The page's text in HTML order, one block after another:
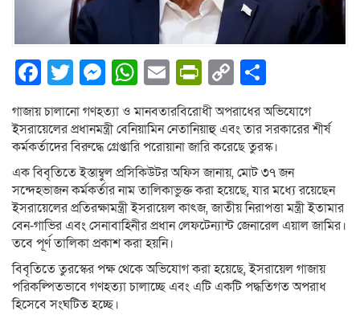
Facebook
Twitter
Messenger
WhatsApp
EmailPrintFriendly
Copy
Link
গাজায় চালানো গণহত্যা ও মানবতারবিরোধী অপরাধের অভিযোগে
ইসরায়েলের প্রধানমন্ত্রী বেনিয়ামিন নেতানিয়াহু এবং তার সরকারের শীর্ষ
কর্মকর্তাদের বিরুদ্ধে গ্রেপ্তারি পরোয়ানা জারি করেছে তুরস্ক।
এক বিবৃতিতে ইস্তাম্বুল প্রসিকিউটর অফিস জানায়, মোট ৩৭ জন
সন্দেহভাজন কর্মকর্তার নাম তালিকাভুক্ত করা হয়েছে, যার মধ্যে রয়েছেন
ইসরায়েলের প্রতিরক্ষামন্ত্রী ইসরায়েল কাৎজ, জাতীয় নিরাপত্তা মন্ত্রী ইতামার
বেন-গাভির এবং সেনাবাহিনীর প্রধান লেফটেন্যান্ট জেনারেল এয়াল জামির।
তবে পূর্ণ তালিকা প্রকাশ করা হয়নি।
বিবৃতিতে তুরস্কের পক্ষ থেকে অভিযোগ করা হয়েছে, ইসরায়েল গাজায়
পরিকল্পিতভাবে গণহত্যা চালাচ্ছে এবং এটি একটি পদ্ধতিগত অপরাধ
হিসেবে সংঘটিত হচ্ছে।